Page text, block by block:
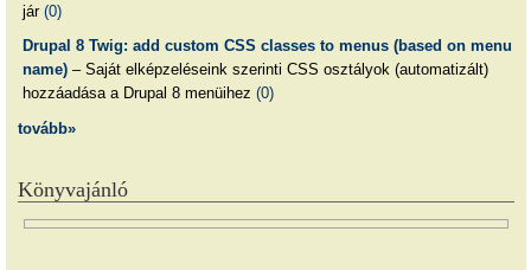
jár (0)
Drupal 8 Twig: add custom CSS classes to menus (based on menu
name)– Saját elképzeléseink szerinti CSS osztályok (automatizált)
hozzáadása a Drupal 8 menüihez (0)
tovább»
Könyvajánló